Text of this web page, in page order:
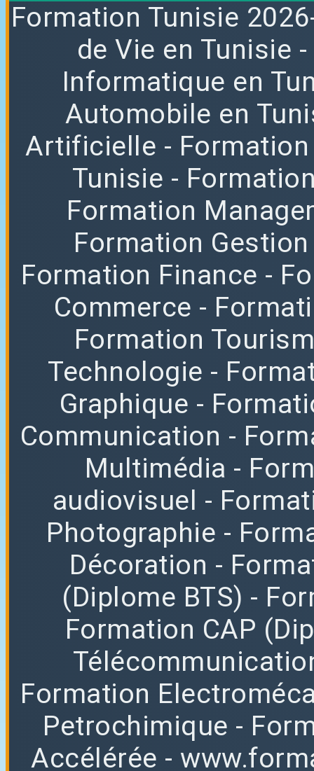
Formation Tunisie
de Vie en Tunisie -
Informatique en
Automobile en
Artificielle -
Tunisie -
Formation
Formation Gestion
Formation Finance -
Commerce -
Formation
Technologie -
Graphique -
Communication -
Multimédia -
audiovisuel -
Photographie -
Décoration -
(Diplome BTS) -
Formation CAP
Formation
Petrochimique -
Accélérée -